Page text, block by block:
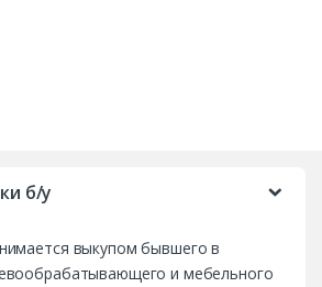
б/у
выкупом бывшего в
и мебельного